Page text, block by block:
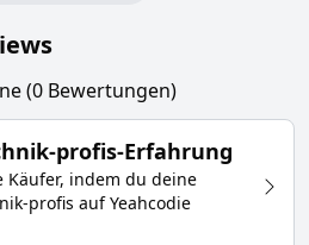
(0 Bewertungen)
profis-Erfahrung
Käufer, indem du deine
profis auf Yeahcodie